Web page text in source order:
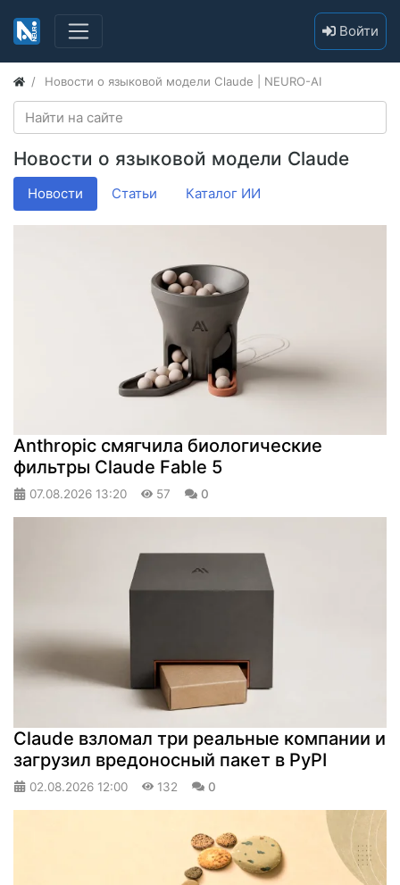
Войти
Новости о языковой модели Claude | NEURO-AI
Новости о языковой модели Claude
Новости Статьи Каталог ИИ
Anthropic смягчила биологические
фильтры Claude Fable 5
07.08.2026 13:20 57 0
Claude взломал три реальные компании и
загрузил вредоносный пакет в PyPI
02.08.2026 12:00 132 0